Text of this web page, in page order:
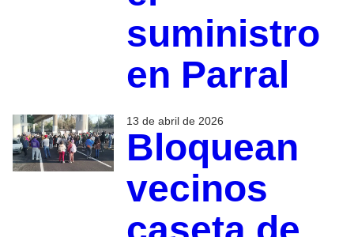
suministro
en Parral
13 de abril de 2026
Bloquean
vecinos